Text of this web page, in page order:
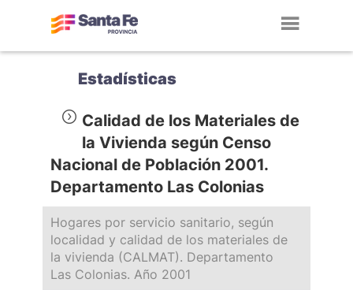
Estadísticas
Calidad de los Materiales de
la Vivienda según Censo
Nacional de Población 2001.
Departamento Las Colonias
Hogares por servicio sanitario, según
localidad y calidad de los materiales de
la vivienda (CALMAT). Departamento
Las Colonias. Año 2001